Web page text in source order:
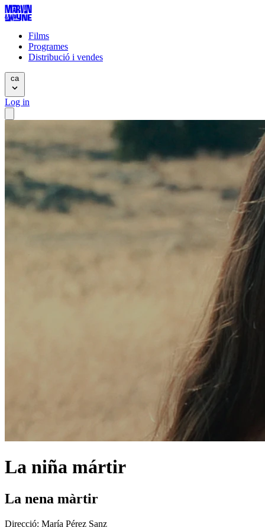
Films
Programes
Distribució i vendes
ca
Log in
La niña mártir
La nena màrtir
Direcció: María Pérez Sanz